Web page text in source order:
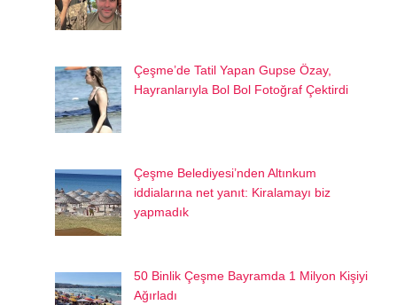
Çeşme’de Tatil Yapan Gupse Özay,
Hayranlarıyla Bol Bol Fotoğraf Çektirdi
Çeşme Belediyesi’nden Altınkum
iddialarına net yanıt: Kiralamayı biz
yapmadık
50 Binlik Çeşme Bayramda 1 Milyon Kişiyi
Ağırladı